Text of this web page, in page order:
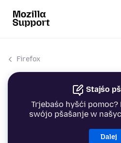
Firefox
Stajśo
Trjebaśo hyšći pomoc?
swójo pšašanje w
Dalej